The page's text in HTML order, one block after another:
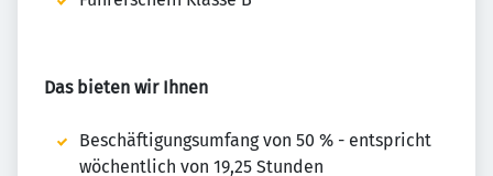
Das bieten wir Ihnen
Beschäftigungsumfang von 50 % - entspricht
wöchentlich von 19,25 Stunden